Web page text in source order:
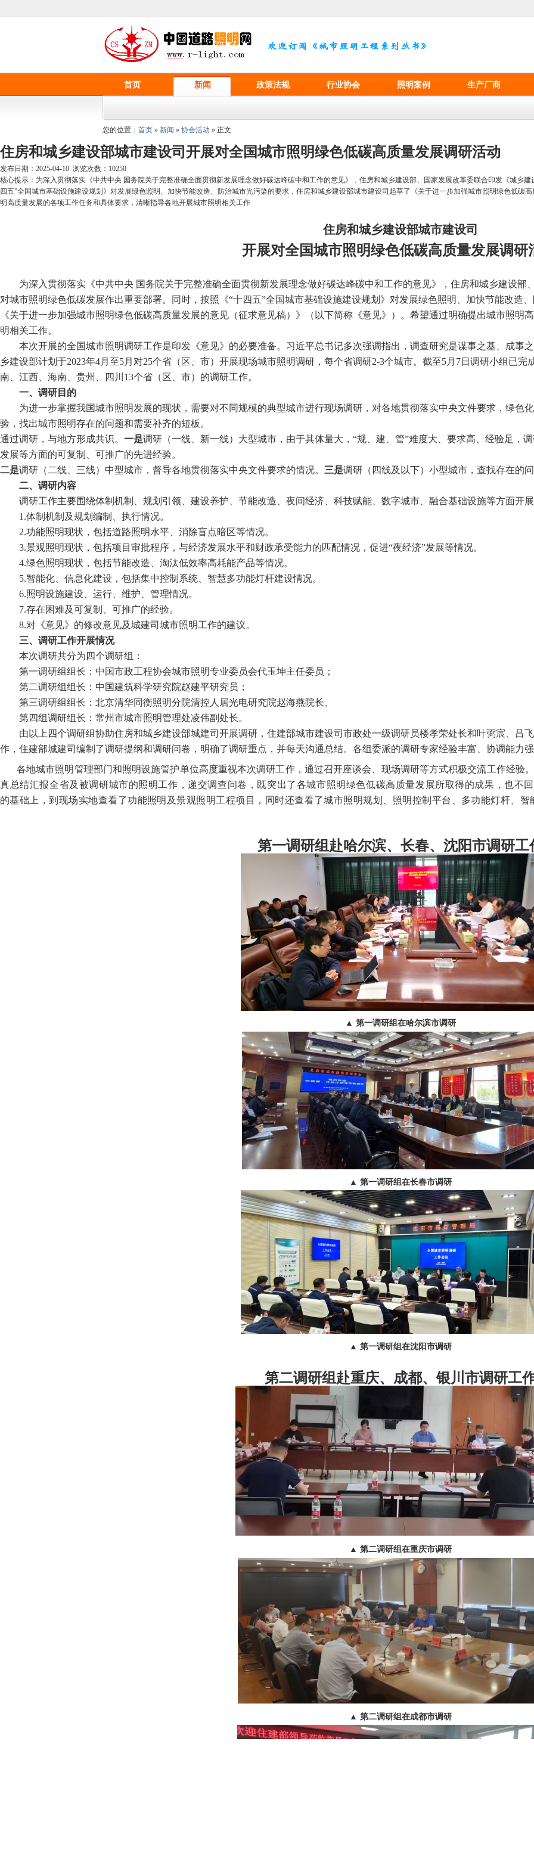
首页 新闻 政策法规 行业协会 照明案例 生产厂商
您的位置： 首页 » 新闻 » 协会活动 » 正文
住房和城乡建设部城市建设司开展对全国城市照明绿色低碳高质量发展调研活动
发布日期：2025-04-10 浏览次数： 10250
核心提示：为深入贯彻落实《中共中央 国务院关于完整准确全面贯彻新发展理念做好碳达峰碳中和工作的意见》，住房和城乡建设部、国家发展改革委联合印发《城乡
四五”全国城市基础设施建设规划》对发展绿色照明、加快节能改造、防治城市光污染的要求，住房和城乡建设部城市建设司起草了《关于进一步加强城市照明绿色低碳
明高质量发展的各项工作任务和具体要求，清晰指导各地开展城市照明相关工作
住房和城乡建设部城市建设司
开展对全国城市照明绿色低碳高质量发展调研
为深入贯彻落实《中共中央 国务院关于完整准确全面贯彻新发展理念做好碳达峰碳中和工作的意见》，住房和城乡建设
对城市照明绿色低碳发展作出重要部署。同时，按照《“十四五”全国城市基础设施建设规划》对发展绿色照明、加快节能改造
《关于进一步加强城市照明绿色低碳高质量发展的意见（征求意见稿）》（以下简称《意见》）。希望通过明确提出城市照
明相关工作。
本次开展的全国城市照明调研工作是印发《意见》的必要准备。习近平总书记多次强调指出，调查研究是谋事之基、成事
乡建设部计划于2023年4月至5月对25个省（区、市）开展现场城市照明调研，每个省调研2-3个城市。截至5月7日 调研小组已完
南、江西、海南、贵州、四川 13个省（区、市）的调研工作。
一、调研目的
为进一步掌握我国城市照明发展的现状，需要对不同规模的典型城市进行现场调研，对各地贯彻落实中央文件要求，绿色
验，找出城市照明存在的问题和需要补齐的短板。
通过调研，与地方形成共识。 一是调研（一线、新一线）大型城市，由于其体量大， “规、建、管”难度大、要求高、经验足，
发展等方面的可复制、可推广的先进经验。
二是调研（二线、三线）中型城市，督导各地贯彻落实中央文件要求的情况。 三是调研（四线及以下）小型城市，查找存在的
二、调研内容
调研工作主要围绕体制机制、规划引领、建设养护、节能改造、夜间经济、科技赋能、数字城市、融合基础设施等方面开
1.体制机制及规划编制、执行情况。
2.功能照明现状，包括道路照明水平、消除盲点暗区等情况。
3.景观照明现状 ，包括项目审批程序，与经济发展水平和财政承受能力的匹配情况，促进“夜经济”发展等情况。
4.绿色照明现状，包括节能改造、 淘汰低效率高耗能产品等情况。
5.智能化、信息化建设，包括集中控制系统、智慧多功能灯杆建设情况。
6.照明设施建设、运行、维护、管理情况。
7.存在困难及可复制、可推广的经验。
8.对《意见》的修改意见及城建司城市照明工作的建议。
三、调研工作开展情况
本次调研共分为四个调研组 ：
第一调研组组长： 中国市政工程协会城市照明专业委员会代玉坤主任委员；
第二调研组组长： 中国建筑科学研究院赵建平研究员；
第三调研组组长： 北京清华同衡照明分院清控人居光电研究院赵海燕院长
第四组调研组长： 常州市城市照明管理处凌伟副处长。
由以上四个调研组协助住房和城乡建设部城建司开展调研 ，住建部城市建设司市政处一级调研员楼孝荣处长和叶弼宸、吕
作 ， 住建部城建司编制了调研提纲和调研问卷，明确了调研重点，并每天沟通总结。各组委派的调研专家经验丰富、协调能力
各地城市照明管理部门和照明设施管护单位高度重视本次调研工作，通过召开座谈会、现场调研等方式积极交流工作经验。
真总结汇报全省及被调研城市的照明工作，递交调查问卷， 既突出了各城市照明绿色低碳高质量发展所取得的成果 ，也不
的基础上，到现场实地查看了功能照明及景观照明工程项目 ， 同时还查看了城市照明规划 照明控制平台、多功能灯杆、 智
第一调研组赴哈尔滨、长春、沈阳市调研工
▲ 第一调研组在哈尔滨市调研
▲ 第一调研组在长春市调研
▲ 第一调研组在沈阳市调研
第二调研组赴重庆、成都、银川市调研工
▲ 第二调研组在重庆市调研
▲ 第二调研组在成都市调研